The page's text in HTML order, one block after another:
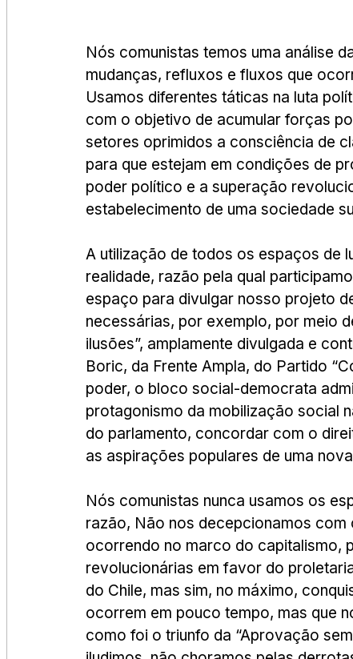
Nós comunistas temos uma análise
mudanças, refluxos e fluxos que
Usamos diferentes táticas na luta
com o objetivo de acumular forças
setores oprimidos a consciência de
para que estejam em condições de
poder político e a superação
estabelecimento de uma sociedade
A utilização de todos os espaços de
realidade, razão pela qual
espaço para divulgar nosso projeto
necessárias, por exemplo, por meio
ilusões”, amplamente divulgada e
Boric, da Frente Ampla, do Partido
poder, o bloco social-democrata
protagonismo da mobilização social
do parlamento, concordar com o
as aspirações populares de uma
Nós comunistas nunca usamos os
razão, Não nos decepcionamos
ocorrendo no marco do capitalismo,
revolucionárias em favor do
do Chile, mas sim, no máximo,
ocorrem em pouco tempo, mas que
como foi o triunfo da “Aprovação